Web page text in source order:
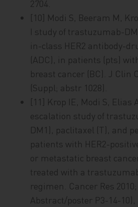
2704.
[10] Modi S, Beeram M,
I study of trastuzumab-
in-class HER2 antibody-
(ADC), in patients (pts)
breast cancer (BC). J Clin
(Suppl; abstr 1028).
[11] Krop IE, Modi S, Elias
escalation study of
DM1), paclitaxel (T), and
patients with HER2-
or metastatic breast
treated with a
regimen. Cancer Res
Abstract/poster P3-14-10),